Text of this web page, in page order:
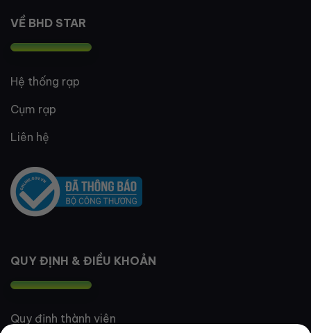
VỀ BHD STAR
Hệ thống rạp
Cụm rạp
Liên hệ
QUY ĐỊNH & ĐIỀU KHOẢN
Quy định thành viên